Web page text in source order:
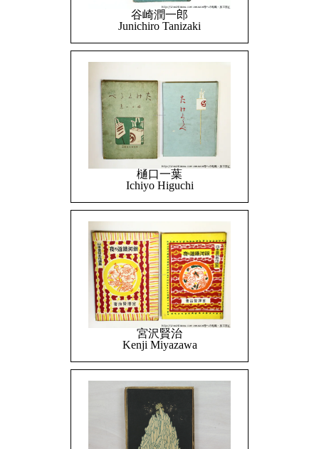
谷崎潤一郎
Junichiro Tanizaki
樋口一葉
Ichiyo Higuchi
宮沢賢治
Kenji Miyazawa